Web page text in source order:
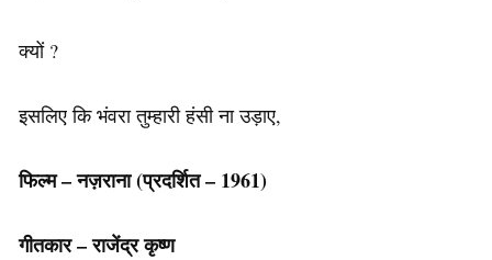
क्यों ?
इसलिए कि भंवरा तुम्हारी हंसी ना उड़ाए,
फिल्म – नज़राना (प्रदर्शित– 1961)
गीतकार – राजेंद्र कृष्ण